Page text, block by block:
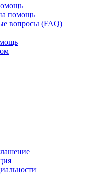
помощь
вопросы (FAQ)